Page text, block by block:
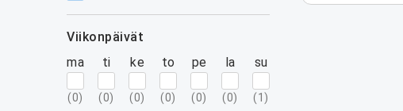
viikonpäivät
ma
(0)
ti
(0)
ke
(0)
to
(0)
pe
(0)
la
(0)
su
(1 )